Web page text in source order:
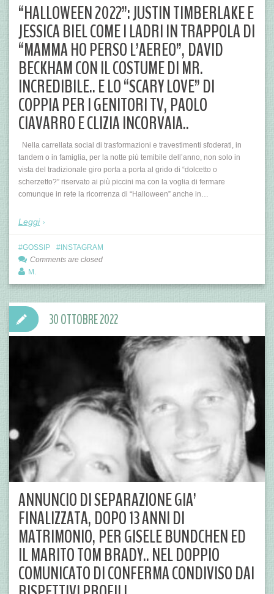
“HALLOWEEN 2022”: JUSTIN TIMBERLAKE E
JESSICA BIEL COME I LADRI IN TRAPPOLA DI
“MAMMA HO PERSO L’AEREO”, DAVID
BECKHAM CON IL COSTUME DI MR.
INCREDIBILE.. E LO “SCARY LOVE” DI
COPPIA PER I GENITORI TV, PAOLO
CIAVARRO E CLIZIA INCORVAIA..
Nella carrellata social di trasformazioni e travestimenti sfoderati, in
tandem o in famiglia, per la notte più temibile dell’anno, non solo in
vista del tradizionale giro porta a porta al grido di “dolcetto o
scherzetto?” riservato ai più piccini ma con la voglia di fermare
comunque in rete la ricorrenza di “Halloween” anche in…
Leggi
GOSSIP
INSTAGRAM
Comments are closed
M.
ANNUNCIO DI SEPARAZIONE GIA’
FINALIZZATA, DOPO 13 ANNI DI
MATRIMONIO, PER GISELE BUNDCHEN ED
IL MARITO TOM BRADY.. NEL DOPPIO
COMUNICATO DI CONFERMA CONDIVISO DAI
30 OTTOBRE 2022